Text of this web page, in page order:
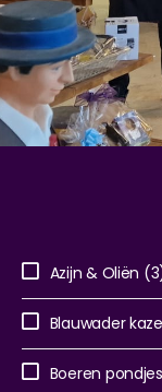
Azijn & Oliën
Blauwader
Boeren pondjes